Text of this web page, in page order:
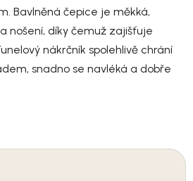
Bavlněná čepice je měkká,
nošení, díky čemuž zajišťuje
nákrčník spolehlivě chrání
snadno se navléká a dobře